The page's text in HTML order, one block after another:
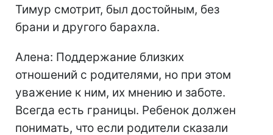
Тимур смотрит, был достойным, без
брани и другого барахла.
Алена: Поддержание близких
отношений с родителями, но при этом
уважение к ним, их мнению и заботе.
Всегда есть границы. Ребенок должен
понимать, что если родители сказали